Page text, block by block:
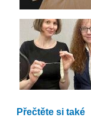
Přečtěte si také